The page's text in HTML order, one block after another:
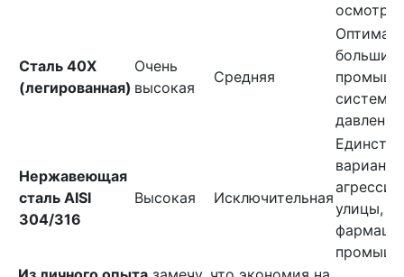
осмотра.
Сталь 40Х
(легированная)
Очень
высокая
Средняя
систем
Нержавеющая
сталь AISI
304/316
Высокая Исключительная
вариант
улицы,